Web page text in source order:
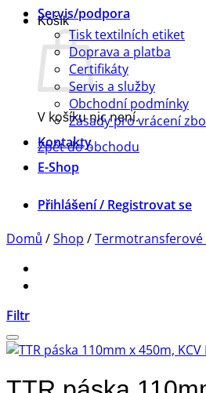
Košík
V košíku nic není.
Zpět do obchodu
Servis/podpora
Tisk textilních etiket
Doprava a platba
Certifikáty
Servis a služby
Obchodní podmínky
Zásady pro vrácení
Kontakty
E-Shop
Přihlášení / Registrovat se
Domů /Shop /Termotransferové
Filtr